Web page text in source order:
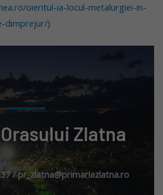
oieritul-ia-locul-metalurgiei-in-
dimprejur/)
Zlatna
/ pr_zlatna@primariazlatna.ro